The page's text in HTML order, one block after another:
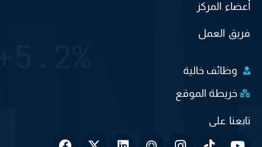
أعضاء المركز
فريق العمل
وظائف خالية
خريطة الموقع